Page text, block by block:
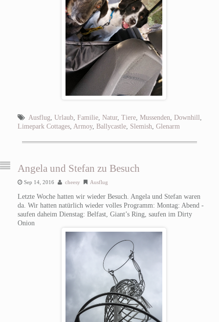
Ausflug Urlaub, Familie, Natur, Tiere, Mussenden Downhill
Limepark Cottages, Armoy, Ballycastle, Slemish Glenarm
Angela und Stefan zu Besuch
Sep 14, 2016 cheesy Ausflug
Letzte Woche hatten wir wieder Besuch. Angela und Stefan waren
da. Wir hatten natürlich wieder volles Programm: Montag: Abend -
saufen daheim Dienstag: Belfast, Giant’s Ring, saufen im Dirty
Onion